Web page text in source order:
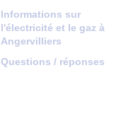
Informations sur
l'électricité et le gaz à
Angervilliers
Questions / réponses